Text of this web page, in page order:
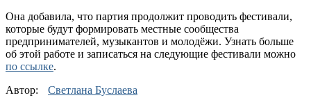
Она добавила, что партия продолжит проводить фестивали,
которые будут формировать местные сообщества
предпринимателей, музыкантов и молодёжи. Узнать больше
об этой работе и записаться на следующие фестивали можно
по ссылке.
Автор:
Светлана Буслаева